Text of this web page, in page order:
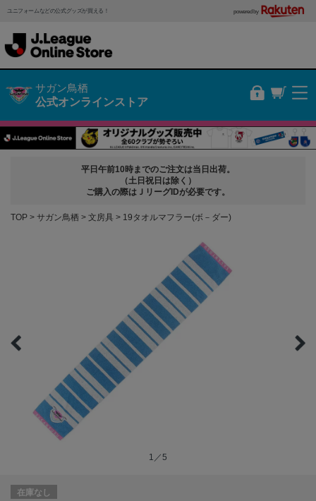
ユニフォームなどの公式グッズが買える！ powered by
サガン鳥栖
公式オンラインストア
平日午前10時までのご注文は当日出荷。
（土日祝日は除く）
ご購入の際はＪリーグIDが必要です。
TOP サガン鳥栖 文房具 19タオルマフラー(ボ－ダー)
1／5
在庫なし